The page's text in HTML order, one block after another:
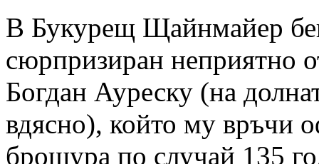
В Букурещ Щайнмайер
сюрпризиран неприятно
Богдан Ауреску (на
вдясно), който му връчи
брошура по случай 135